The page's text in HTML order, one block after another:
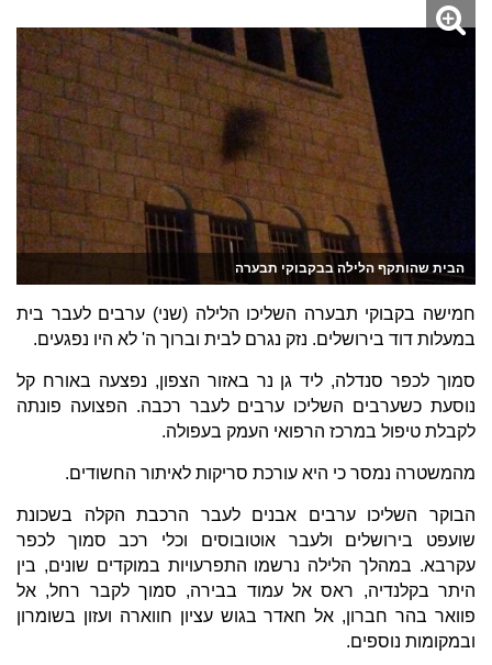
הבית שהותקף הלילה בבקבוקי תבערה
חמישה בקבוקי תבערה השליכו הלילה (שני) ערבים לעבר בית
במעלות דוד בירושלים. נזק נגרם לבית וברוך ה' לא היו נפגעים.
סמוך לכפר סנדלה, ליד גן נר באזור הצפון, נפצעה באורח קל
נוסעת כשערבים השליכו ערבים לעבר רכבה. הפצועה פונתה
לקבלת טיפול במרכז הרפואי העמק בעפולה.
מהמשטרה נמסר כי היא עורכת סריקות לאיתור החשודים.
הבוקר השליכו ערבים אבנים לעבר הרכבת הקלה בשכונת
שועפט בירושלים ולעבר אוטובוסים וכלי רכב סמוך לכפר
עקרבא. במהלך הלילה נרשמו התפרעויות במוקדים שונים, בין
היתר בקלנדיה, ראס אל עמוד בבירה, סמוך לקבר רחל, אל
פוואר בהר חברון, אל חאדר בגוש עציון חווארה ועזון בשומרון
ובמקומות נוספים.